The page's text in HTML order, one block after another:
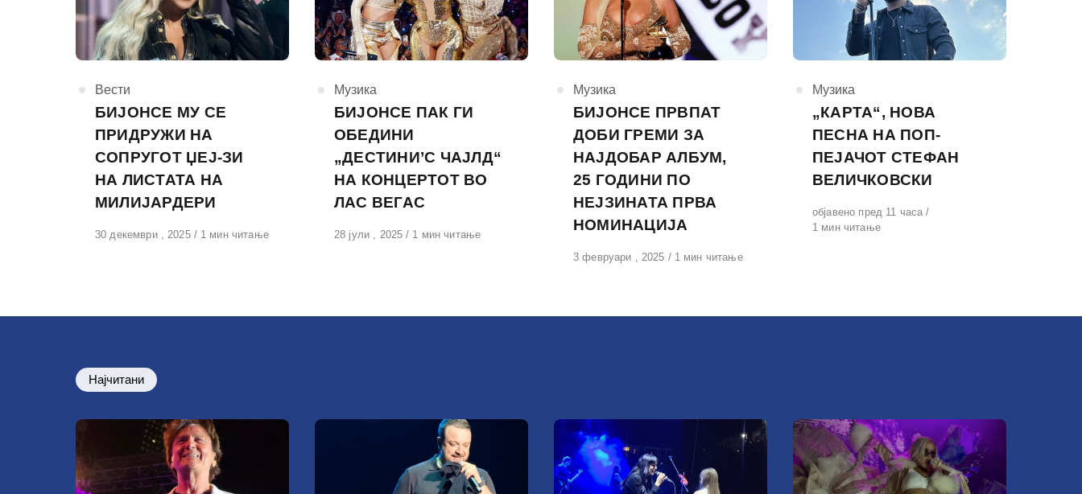
КАтегорија
Вести
БИЈОНСЕ МУ СЕ
ПРИДРУЖИ НА
СОПРУГОТ ЏЕЈ-ЗИ
НА ЛИСТАТА НА
МИЛИЈАРДЕРИ
Објавено
30 декември , 2025 1 мин читање
КАтегорија
Музика
БИЈОНСЕ ПАК ГИ
ОБЕДИНИ
„ДЕСТИНИ’С ЧАЈЛД“
НА КОНЦЕРТОТ ВО
ЛАС ВЕГАС
Објавено
28 јули , 2025 1 мин читање
КАтегорија
Музика
БИЈОНСЕ ПРВПАТ
ДОБИ ГРЕМИ ЗА
НАЈДОБАР АЛБУМ,
25 ГОДИНИ ПО
НЕЈЗИНАТА ПРВА
НОМИНАЦИЈА
Објавено
3 февруари , 2025 1 мин читање
КАтегорија
Музика
„КАРТА“, НОВА
ПЕСНА НА ПОП-
ПЕЈАЧОТ СТЕФАН
ВЕЛИЧКОВСКИ
Објавено
на
објавено пред 11 часа
1 мин читање
Најчитани